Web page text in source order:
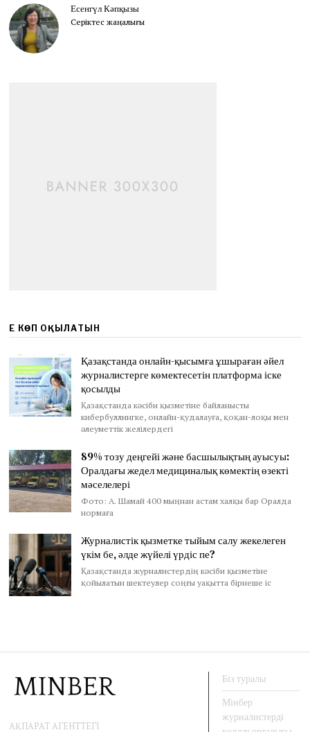
Есенгүл Кәпқызы
Серіктес жаңалығы
ЕҢ КӨП ОҚЫЛАТЫН
Қазақстанда онлайн-қысымға ұшыраған әйел
журналистерге көмектесетін платформа іске
қосылды
Қазақстанда кәсіби қызметіне байланысты
кибербуллингке, онлайн-қудалауға, қоқан-лоқы мен
әлеуметтік желілердегі
89% тозу деңгейі және басшылықтың ауысуы:
Оралдағы жедел медициналық көмектің өзекті
мәселелері
Фото: А. Шамай 400 мыңнан астам халқы бар Оралда
нормаға
Журналистік қызметке тыйым салу жекелеген
үкім бе, әлде жүйелі үрдіс пе?
Қазақстанда журналистердің кәсіби қызметіне
қойылатын шектеулер соңғы уақытта бірнеше іс
АҚПАРАТ АГЕНТТЕГІ
Біз туралы
Мінбер
журналистерді